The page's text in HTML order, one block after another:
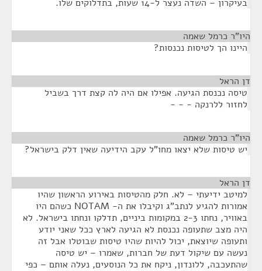
בעיקרון – השדה נעצר ל-14 שעות, בתדלוקים שלו.
היו"ר כרמל שאמה
היינו הך לטיסות נכנסות?
דן הראל
טיסה נכנסת הגיעה. אפילו אם היה לה קצת דרך בשביל
לחזור ללרנקה - - -
היו"ר כרמל שאמה
יש טיסות שלא יצאו מחו"ל עקב הידיעה שאין דלק בישראל?
דן הראל
למיטב ידיעתי – לא. חלק מהטיסות באירוע הראשון שהיו
אמורות להגיע לנתב"ג וקיבלו את ה- NOTAM כשהם היו
באוויר, נחתו 2-3 במקומות ביניים, תדלקו ונחתו בישראל. לא
היה מצב שתעופה נכנסת לא הגיעה לארץ ככל שאני יודע
ותעופה שיוצאת, יכול להיות שהיו טיסות שבוטלו אבל זה
נעשה עם שיקול דעת של חברות, שאמרו – יש טיסה
שהתעכבה, ללונדון, ניקח את כל הנוסעים, נעלה אותם – כפי